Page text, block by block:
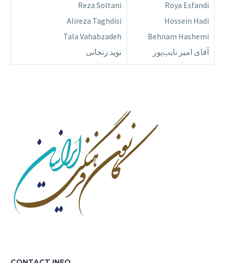
Roya Esfandi
Hossein Hadi
Behnam Hashemi
آقای امیر نایب‌پور
Reza Soltani
Alireza Taghdisi
Tala Vahabzadeh
نوید زنجانی